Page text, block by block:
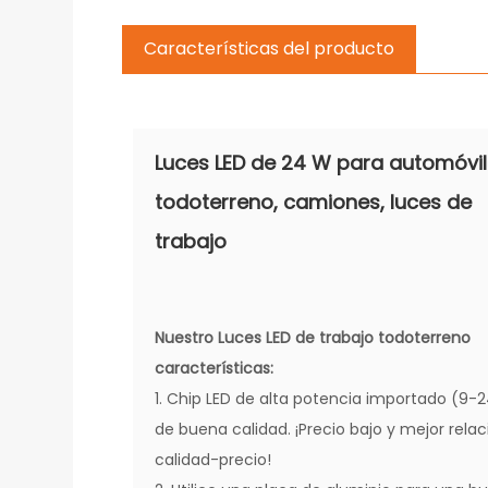
Características del producto
Luces LED de 24 W para
todoterreno, camiones, luces de
trabajo
Nuestro Luces LED de trabajo todoterreno
características:
1. Chip LED de alta potencia importado (9-
de buena calidad. ¡Precio bajo y mejor
calidad-precio!